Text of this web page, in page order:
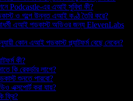
Podcastle-এর এআই সুবিধা কী?
ও গল্পে উন্নত এআই কণ্ঠ তৈরি করে?
এআই পডকাস্ট অডিওর জন্য ElevenLabs
কোন এআই পডকাস্ট প্ল্যাটফর্ম বেছে নেবেন?
কী?
কি রেকর্ডার লাগে?
শুনতে পারবো?
এক্সপোর্ট করা যায়?
ফ্রি?